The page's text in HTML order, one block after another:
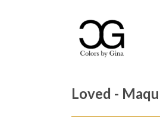
Loved -